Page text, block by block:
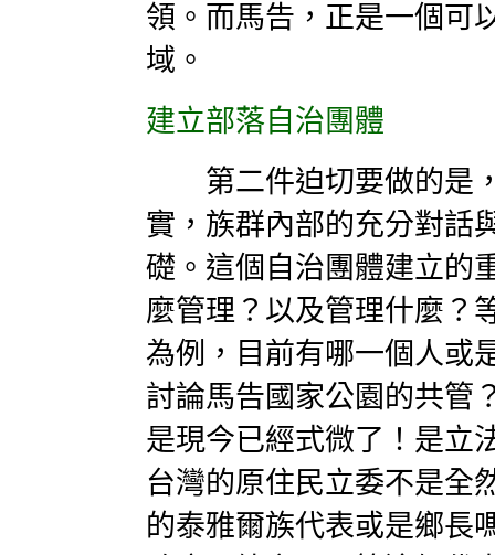
領。而馬告，正是一個可
域。
建立部落自治團體
第二件迫切要做的是，
實，族群內部的充分對話
礎。這個自治團體建立的
麼管理？以及管理什麼？
為例，目前有哪一個人或
討論馬告國家公園的共管
是現今已經式微了！是立
台灣的原住民立委不是全
的泰雅爾族代表或是鄉長